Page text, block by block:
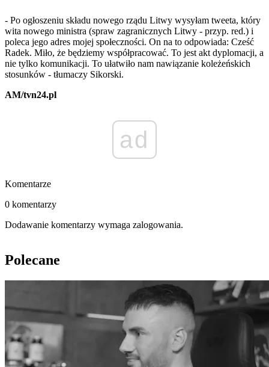
- Po ogłoszeniu składu nowego rządu Litwy wysyłam tweeta, który
wita nowego ministra (spraw zagranicznych Litwy - przyp. red.) i
poleca jego adres mojej społeczności. On na to odpowiada: Cześć
Radek. Miło, że będziemy współpracować. To jest akt dyplomacji, a
nie tylko komunikacji. To ułatwiło nam nawiązanie koleżeńskich
stosunków - tłumaczy Sikorski.
AM/tvn24.pl
ad
Komentarze
0 komentarzy
Dodawanie komentarzy wymaga zalogowania.
Polecane